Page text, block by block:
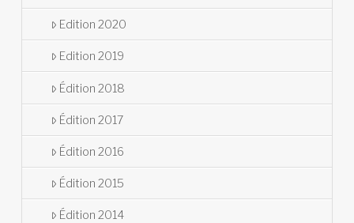
Edition 2020
Edition 2019
Édition 2018
Édition 2017
Édition 2016
Édition 2015
Édition 2014